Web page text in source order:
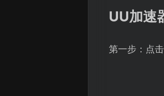
UU加速
第一步：点